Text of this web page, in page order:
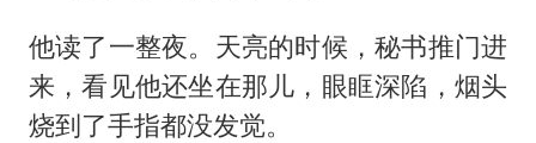
他读了一整夜。天亮的时候，秘书推门进
来，看见他还坐在那儿，眼眶深陷，烟头
烧到了手指都没发觉。